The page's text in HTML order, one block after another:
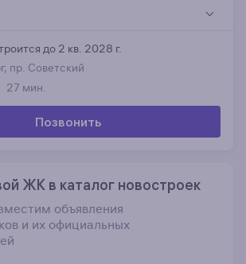
до 2 кв. 2028 г.
пр. Советский
27 мин.
Позвонить
ЖК в каталог новостроек
объявления
и их официальных